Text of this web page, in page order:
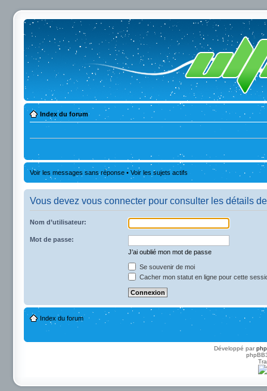
Index du forum
Voir les messages sans réponse • Voir les sujets actifs
Vous devez vous connecter pour consulter les détails
Nom d’utilisateur:
Mot de passe:
J’ai oublié mon mot de passe
Se souvenir de moi
Cacher mon statut en ligne pour cette
Index du forum
Développé par